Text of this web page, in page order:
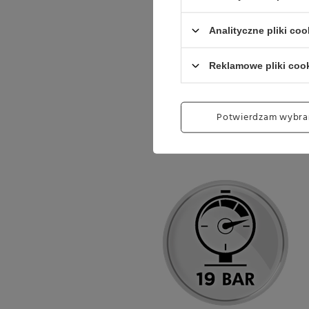
Analityczne pliki
Reklamowe pliki
Potwierdzam